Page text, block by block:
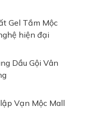
Gel Tắm Mộc
hiện đại
Dầu Gội Vân
Vạn Mộc Mall